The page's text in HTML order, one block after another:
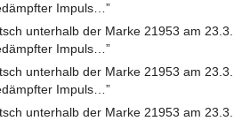
Impuls…”
unterhalb der Marke 21953 am 23.3.
Impuls…”
unterhalb der Marke 21953 am 23.3.
Impuls…”
unterhalb der Marke 21953 am 23.3.